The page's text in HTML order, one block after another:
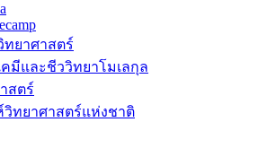
ทยาศาสตร์
มีและชีววิทยาโมเลกุล
สตร์
ทยาศาสตร์แห่งชาติ